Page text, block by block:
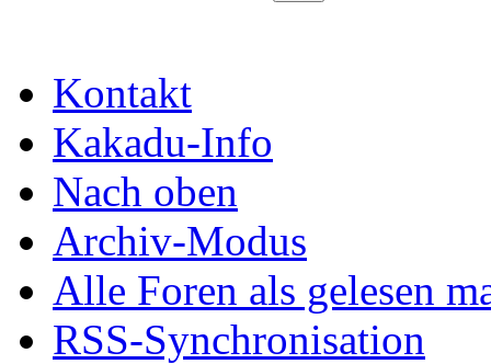
Kontakt
Kakadu-Info
Nach oben
Archiv-Modus
Alle Foren als gelesen
RSS-Synchronisation